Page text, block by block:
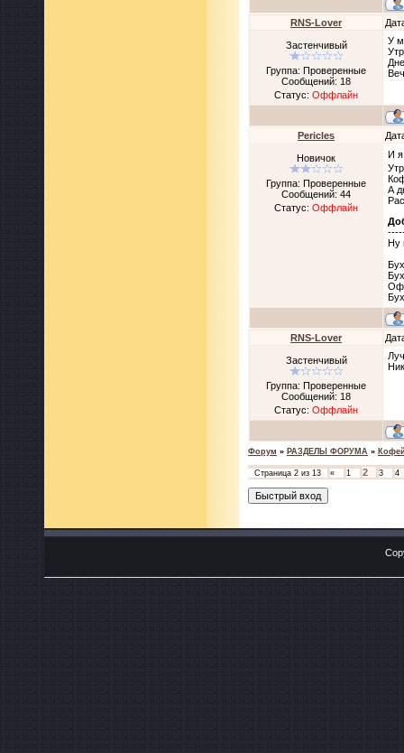
RNS-Lover
Застенчивый
Группа: Проверенные
Сообщений: 18
Статус: Оффлайн
У
Pericles
Новичок
Группа: Проверенные
Сообщений: 44
Статус: Оффлайн
И
А
Ну
RNS-Lover
Застенчивый
Группа: Проверенные
Сообщений: 18
Статус: Оффлайн
Форум » РАЗДЕЛЫ ФОРУМА »
Страница 2 из 13 « 1 2 3 4